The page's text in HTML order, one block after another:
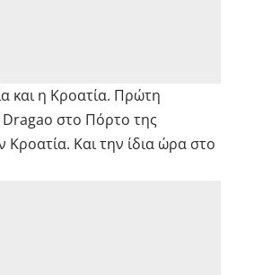
και η Κροατία. Πρώτη
Dragao στο Πόρτο της
Και την ίδια ώρα στο